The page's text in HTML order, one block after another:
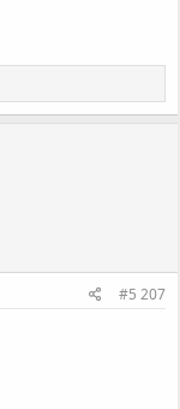
#5 207